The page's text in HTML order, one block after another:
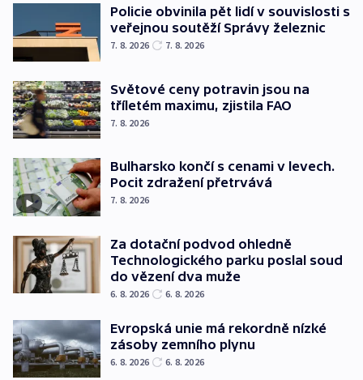
Policie obvinila pět lidí v souvislosti s
veřejnou soutěží Správy železnic
7. 8. 2026 7. 8. 2026
Světové ceny potravin jsou na
tříletém maximu, zjistila FAO
7. 8. 2026
Bulharsko končí s cenami v levech.
Pocit zdražení přetrvává
7. 8. 2026
Za dotační podvod ohledně
Technologického parku poslal soud
do vězení dva muže
6. 8. 2026 6. 8. 2026
Evropská unie má rekordně nízké
zásoby zemního plynu
6. 8. 2026 6. 8. 2026